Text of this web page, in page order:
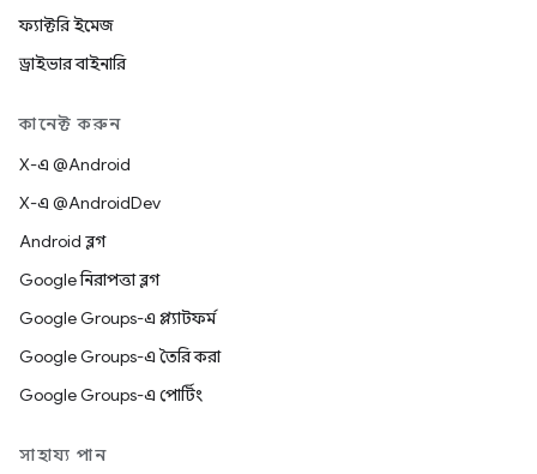
ফ্যাক্টরি ইমেজ
ড্রাইভার বাইনারি
কানেক্ট করুন
X-এ @Android
X-এ @AndroidDev
Android ব্লগ
Google নিরাপত্তা ব্লগ
Google Groups-এ প্ল্যাটফর্ম
Google Groups-এ তৈরি করা
Google Groups-এ পোর্টিং
সাহায্য পান